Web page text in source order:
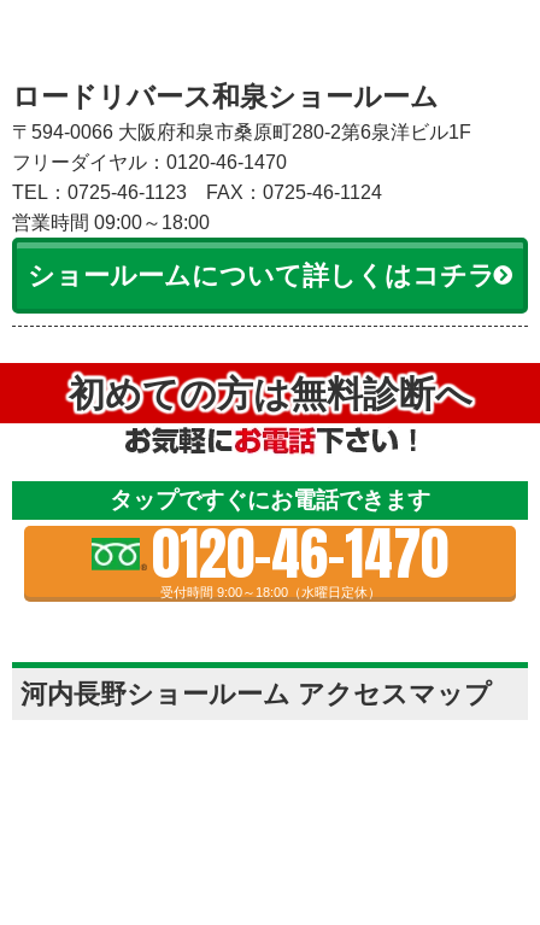
ロードリバース和泉ショールーム
〒594-0066 大阪府和泉市桑原町280-2第6泉洋ビル1F
フリーダイヤル：0120-46-1470
TEL：0725-46-1123
FAX：0725-46-1124
営業時間 09:00～18:00
ショールームについて詳しくはコチラ
初めての方は無料診断へ
タップですぐにお電話できます
0120-46-1470
受付時間 9:00～18:00（水曜日定休）
河内長野ショールーム アクセスマップ